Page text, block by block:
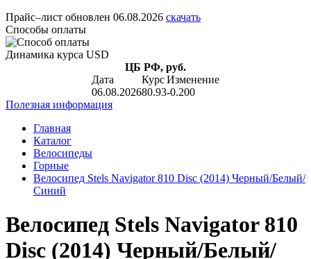
Прайс–лист обновлен 06.08.2026 скачать
Способы оплаты
Динамика курса USD
ЦБ РФ, руб.
Дата
КурсИзменение
06.08.202680.93-0.200
Полезная информация
Главная
Каталог
Велосипеды
Горные
Велосипед Stels Navigator 810 Disc (2014) Черный/Белый/
Синий
Велосипед Stels Navigator 810
Disc (2014) Черный/Белый/